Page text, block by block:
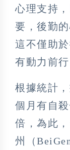
心理支持
要，後勤
這不僅助
有動力前行
根據統計
個月有自
倍，為此
州（